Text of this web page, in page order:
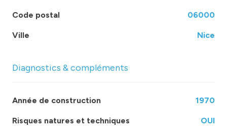
Code postal 06000
Ville Nice
Diagnostics & compléments
Année de construction 1970
Risques natures et techniques OUI